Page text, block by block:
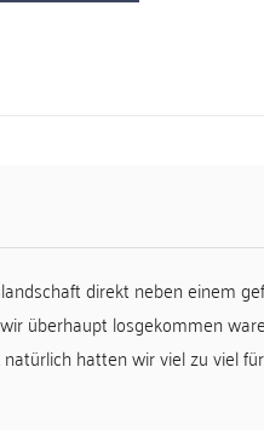
direkt neben einem
überhaupt losgekommen
hatten wir viel zu viel